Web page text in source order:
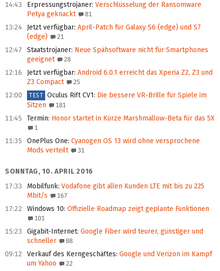
14:43 Erpressungstrojaner: Verschlüsselung der Ransomware
Petya geknackt
81
13:24 Jetzt verfügbar: April-Patch für Galaxy S6 (edge) und S7
(edge)
21
12:47 Staatstrojaner: Neue Spähsoftware nicht für Smartphones
geeignet
28
12:16 Jetzt verfügbar: Android 6.0.1 erreicht das Xperia Z2, Z3 und
Z3 Compact
25
12:00 TEST Oculus Rift CV1: Die bessere VR-Brille für Spiele im
Sitzen
181
11:45 Termin: Honor startet in Kürze Marshmallow-Beta für das 5X
1
11:35 OnePlus One: Cyanogen OS 13 wird ohne versprochene
Mods verteilt
31
SONNTAG, 10. APRIL 2016
17:33
Mobilfunk: Vodafone gibt allen Kunden LTE mit bis zu 225
Mbit/s
167
17:22 Windows 10: Offizielle Roadmap zeigt geplante Funktionen
101
15:23 Gigabit-Internet: Google Fiber wird teurer, günstiger und
schneller
88
09:12 Verkauf des Kerngeschäftes: Google und Verizon im Kampf
um Yahoo
22